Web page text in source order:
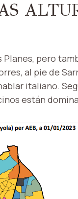
pero
al pie de
italiano.
están